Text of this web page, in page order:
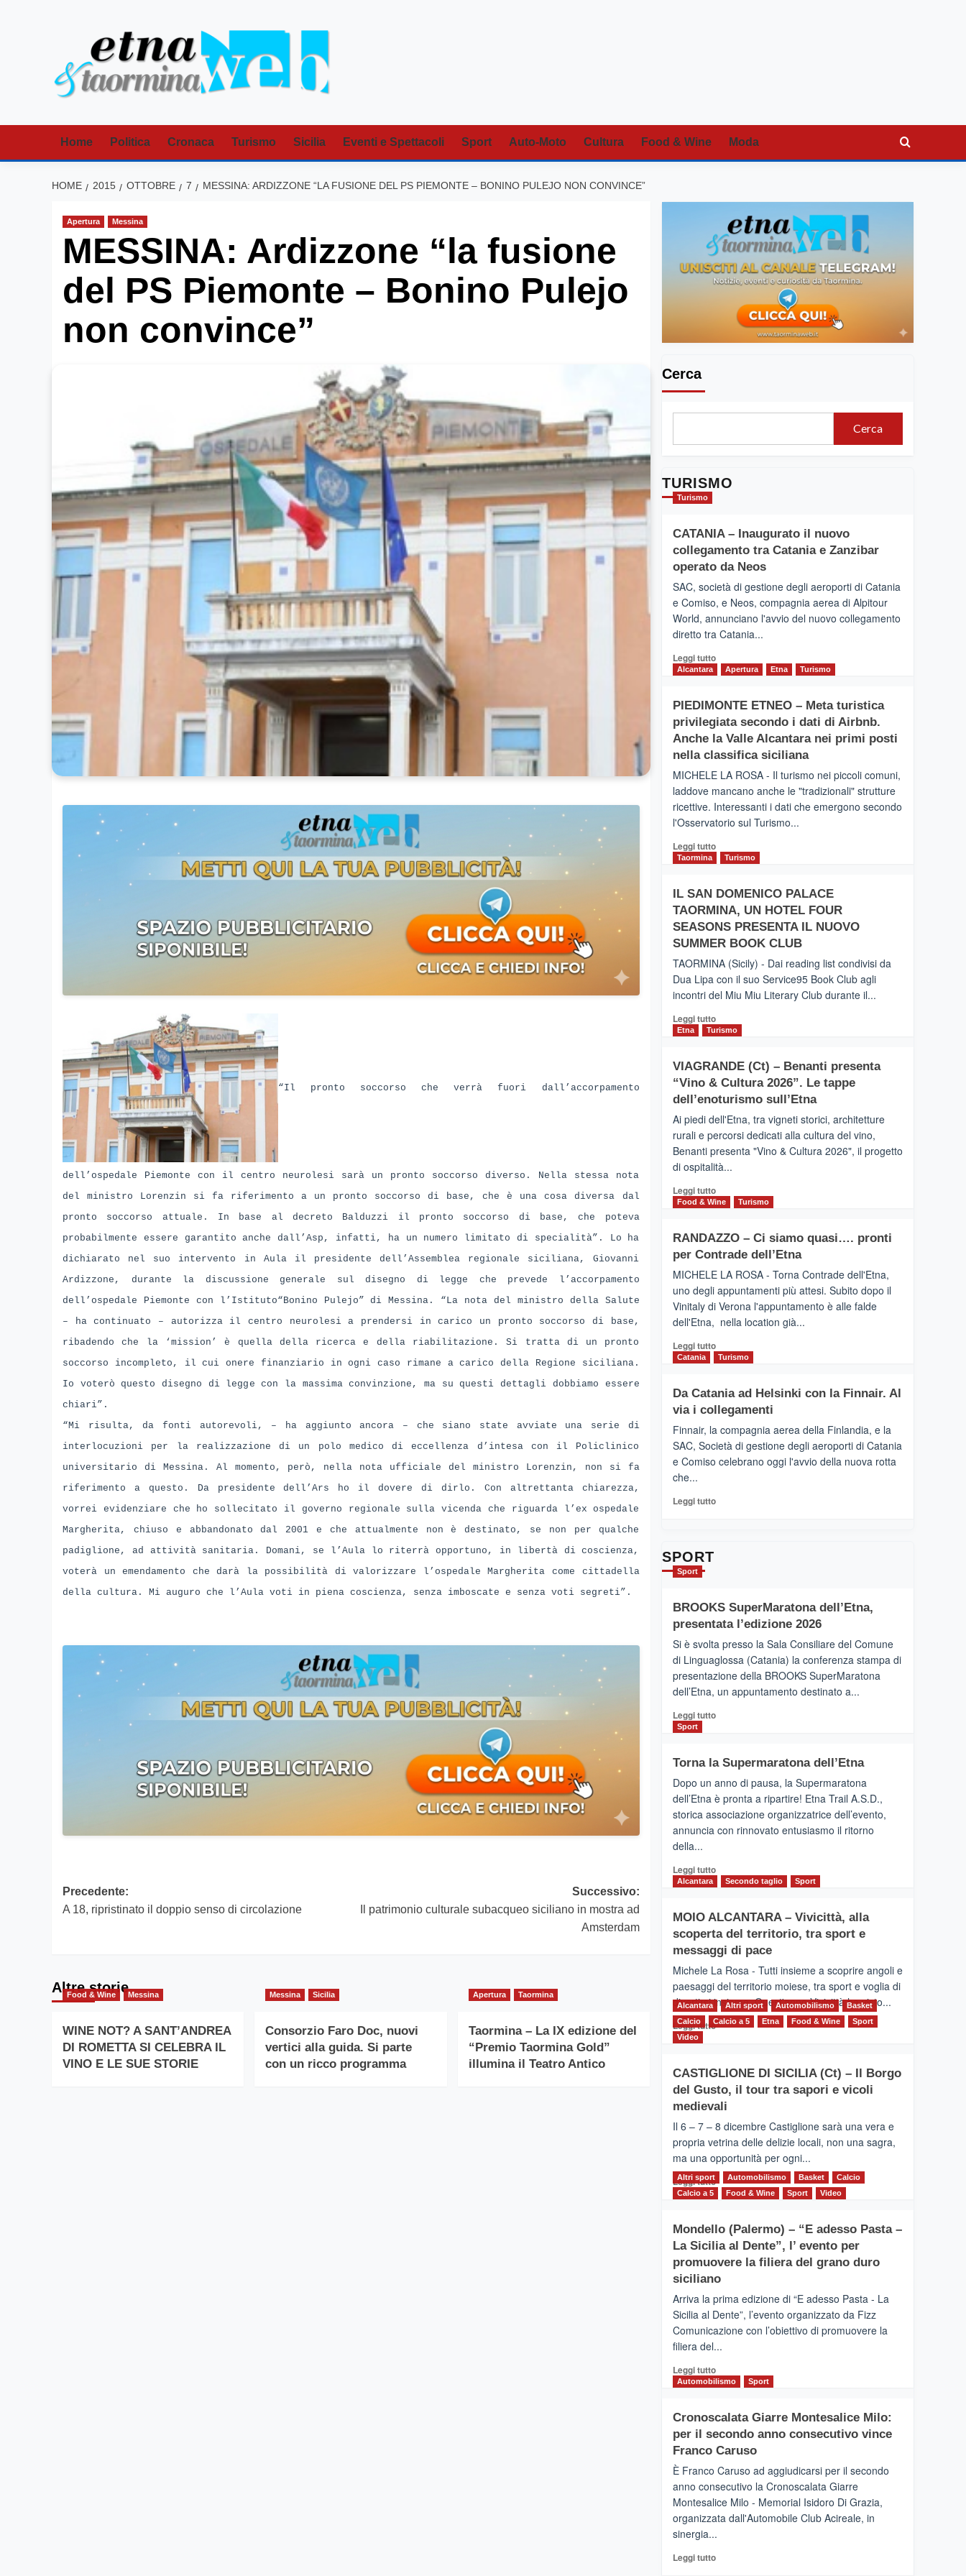
Home Politica Cronaca Turismo Sicilia Eventi e Spettacoli Sport Auto-Moto Cultura Food & Wine Moda
HOME 2015 OTTOBRE 7 MESSINA: ARDIZZONE “LA FUSIONE DEL PS PIEMONTE – BONINO PULEJO NON CONVINCE”
Apertura Messina
MESSINA: Ardizzone “la fusione
del PS Piemonte – Bonino Pulejo
non convince”
“Il pronto soccorso che verrà fuori dall’accorpamento
dell’ospedale Piemonte con il centro neurolesi sarà un pronto soccorso diverso. Nella stessa nota
del ministro Lorenzin si fa riferimento a un pronto soccorso di base, che è una cosa diversa dal
pronto soccorso attuale. In base al decreto Balduzzi il pronto soccorso di base, che poteva
probabilmente essere garantito anche dall’Asp, infatti, ha un numero limitato di specialità”. Lo ha
dichiarato nel suo intervento in Aula il presidente dell’Assemblea regionale siciliana, Giovanni
Ardizzone, durante la discussione generale sul disegno di legge che prevede l’accorpamento
dell’ospedale Piemonte con l’Istituto“Bonino Pulejo” di Messina. “La nota del ministro della Salute
– ha continuato – autorizza il centro neurolesi a prendersi in carico un pronto soccorso di base,
ribadendo che la ‘mission’ è quella della ricerca e della riabilitazione. Si tratta di un pronto
soccorso incompleto, il cui onere finanziario in ogni caso rimane a carico della Regione siciliana.
Io voterò questo disegno di legge con la massima convinzione, ma su questi dettagli dobbiamo essere
chiari”.
“Mi risulta, da fonti autorevoli, – ha aggiunto ancora – che siano state avviate una serie di
interlocuzioni per la realizzazione di un polo medico di eccellenza d’intesa con il Policlinico
universitario di Messina. Al momento, però, nella nota ufficiale del ministro Lorenzin, non si fa
riferimento a questo. Da presidente dell’Ars ho il dovere di dirlo. Con altrettanta chiarezza,
vorrei evidenziare che ho sollecitato il governo regionale sulla vicenda che riguarda l’ex ospedale
Margherita, chiuso e abbandonato dal 2001 e che attualmente non è destinato, se non per qualche
padiglione, ad attività sanitaria. Domani, se l’Aula lo riterrà opportuno, in libertà di coscienza,
voterà un emendamento che darà la possibilità di valorizzare l’ospedale Margherita come cittadella
della cultura. Mi auguro che l’Aula voti in piena coscienza, senza imboscate e senza voti segreti”.
Navigazione
articolo
Precedente:
A 18, ripristinato il doppio senso di circolazione
Successivo:
Il patrimonio culturale subacqueo siciliano in mostra ad
Amsterdam
Altre storie
Food & Wine Messina
WINE NOT? A SANT’ANDREA
DI ROMETTA SI CELEBRA IL
VINO E LE SUE STORIE
Messina Sicilia
Consorzio Faro Doc, nuovi
vertici alla guida. Si parte
con un ricco programma
Apertura Taormina
Taormina – La IX edizione del
“Premio Taormina Gold”
illumina il Teatro Antico
Cerca
Cerca
TURISMO
Turismo
CATANIA – Inaugurato il nuovo
collegamento tra Catania e Zanzibar
operato da Neos
SAC, società di gestione degli aeroporti di Catania
e Comiso, e Neos, compagnia aerea di Alpitour
World, annunciano l'avvio del nuovo collegamento
diretto tra Catania...
Leggi tuttoLeggi
CATANIA
–
Inaugurato
il
collegamento
tra
Catania
e
operato
da
Alcantara Apertura Etna Turismo
PIEDIMONTE ETNEO – Meta turistica
privilegiata secondo i dati di Airbnb.
Anche la Valle Alcantara nei primi posti
nella classifica siciliana
MICHELE LA ROSA - Il turismo nei piccoli comuni,
laddove mancano anche le "tradizionali" strutture
ricettive. Interessanti i dati che emergono secondo
l'Osservatorio sul Turismo...
Leggi tuttoLeggi
PIEDIMONTE
ETNEO
–
Meta
privilegiata
secondo
i
di
Airbnb.
la
Valle
Alcantara
nei
primi
classifica
siciliana
Taormina Turismo
IL SAN DOMENICO PALACE
TAORMINA, UN HOTEL FOUR
SEASONS PRESENTA IL NUOVO
SUMMER BOOK CLUB
TAORMINA (Sicily) - Dai reading list condivisi da
Dua Lipa con il suo Service95 Book Club agli
incontri del Miu Miu Literary Club durante il...
Leggi tuttoLeggi
di
IL
SAN
DOMENICO
TAORMINA,
UN
HOTEL
FOUR
PRESENTA
IL
SUMMER
BOOK
CLUB
Etna Turismo
VIAGRANDE (Ct) – Benanti presenta
“Vino & Cultura 2026”. Le tappe
dell’enoturismo sull’Etna
Ai piedi dell'Etna, tra vigneti storici, architetture
rurali e percorsi dedicati alla cultura del vino,
Benanti presenta "Vino & Cultura 2026", il progetto
di ospitalità...
Leggi tuttoLeggi
di
VIAGRANDE
(Ct)
–
presenta
“Vino
&
2026”.
Le
dell’enoturismo
sull’Etna
Food & Wine Turismo
RANDAZZO – Ci siamo quasi…. pronti
per Contrade dell’Etna
MICHELE LA ROSA - Torna Contrade dell'Etna,
uno degli appuntamenti più attesi. Subito dopo il
Vinitaly di Verona l'appuntamento è alle falde
dell'Etna, nella location già...
Leggi tuttoLeggi
di
RANDAZZO
–
siamo
quasi….
pronti
dell’Etna
Catania Turismo
Da Catania ad Helsinki con la Finnair. Al
via i collegamenti
Finnair, la compagnia aerea della Finlandia, e la
SAC, Società di gestione degli aeroporti di Catania
e Comiso celebrano oggi l'avvio della nuova rotta
che...
Leggi tuttoLeggi
con
la
Al
via
i
collegamenti
SPORT
Sport
BROOKS SuperMaratona dell’Etna,
presentata l’edizione 2026
Si è svolta presso la Sala Consiliare del Comune
di Linguaglossa (Catania) la conferenza stampa di
presentazione della BROOKS SuperMaratona
dell’Etna, un appuntamento destinato a...
Leggi tuttoLeggi
BROOKS
SuperMaratona
dell’Etna,
presentata
l’edizione
2026
Sport
Torna la Supermaratona dell’Etna
Dopo un anno di pausa, la Supermaratona
dell’Etna è pronta a ripartire! Etna Trail A.S.D.,
storica associazione organizzatrice dell’evento,
annuncia con rinnovato entusiasmo il ritorno
della...
Leggi tuttoLeggi
Torna
la
Supermaratona
Alcantara Secondo taglio Sport
MOIO ALCANTARA – Vivicittà, alla
scoperta del territorio, tra sport e
messaggi di pace
Michele La Rosa - Tutti insieme a scoprire angoli e
paesaggi del territorio moiese, tra sport e voglia di
divertirsi insieme. Quest'anno Vivicittà ha visto...
Leggi tuttoLeggi
MOIO
ALCANTARA
–
alla
scoperta
del
territorio,
tra
sport
messaggi
di
Alcantara Altri sport Automobilismo
Basket
Calcio
Calcio a 5 Etna Food & Wine
Sport
Video
CASTIGLIONE DI SICILIA (Ct) – Il Borgo
del Gusto, il tour tra sapori e vicoli
medievali
Il 6 – 7 – 8 dicembre Castiglione sarà una vera e
propria vetrina delle delizie locali, non una sagra,
ma una opportunità per ogni...
Leggi tuttoLeggi
CASTIGLIONE
DI
SICILIA
(Ct)
Il
Borgo
del
tour
tra
vicoli
medievali
Altri sport Automobilismo Basket
Calcio
Calcio a 5
Food & Wine Sport Video
Mondello (Palermo) – “E adesso Pasta –
La Sicilia al Dente”, l’ evento per
promuovere la filiera del grano duro
siciliano
Arriva la prima edizione di “E adesso Pasta - La
Sicilia al Dente”, l’evento organizzato da Fizz
Comunicazione con l’obiettivo di promuovere la
filiera del...
Leggi tuttoLeggi
di
Mondello
(Palermo)
–
adesso
Pasta
–
La
Dente”,
Automobilismo Sport
Cronoscalata Giarre Montesalice Milo:
per il secondo anno consecutivo vince
Franco Caruso
È Franco Caruso ad aggiudicarsi per il secondo
anno consecutivo la Cronoscalata Giarre
Montesalice Milo - Memorial Isidoro Di Grazia,
organizzata dall'Automobile Club Acireale, in
sinergia...
Leggi tuttoLeggi